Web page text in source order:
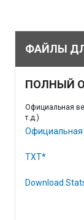
ФАЙЛЫ
ПОЛНЫЙ
Официальная
т.д.)
Официальная
TXT*
Download